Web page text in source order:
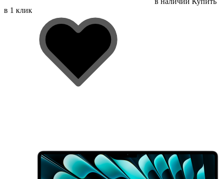
в 1 клик